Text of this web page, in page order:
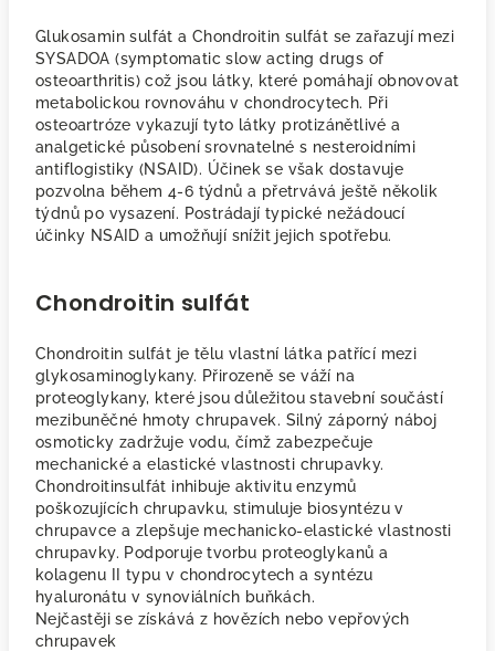
Glukosamin sulfát a Chondroitin sulfát se zařazují mezi
SYSADOA (symptomatic slow acting drugs of
osteoarthritis) což jsou látky, které pomáhají obnovovat
metabolickou rovnováhu v chondrocytech. Při
osteoartróze vykazují tyto látky protizánětlivé a
analgetické působení srovnatelné s nesteroidními
antiflogistiky (NSAID). Účinek se však dostavuje
pozvolna během 4-6 týdnů a přetrvává ještě několik
týdnů po vysazení. Postrádají typické nežádoucí
účinky NSAID a umožňují snížit jejich spotřebu.
Chondroitin sulfát
Chondroitin sulfát je tělu vlastní látka patřící mezi
glykosaminoglykany. Přirozeně se váží na
proteoglykany, které jsou důležitou stavební součástí
mezibuněčné hmoty chrupavek. Silný záporný náboj
osmoticky zadržuje vodu, čímž zabezpečuje
mechanické a elastické vlastnosti chrupavky.
Chondroitinsulfát inhibuje aktivitu enzymů
poškozujících chrupavku, stimuluje biosyntézu v
chrupavce a zlepšuje mechanicko-elastické vlastnosti
chrupavky. Podporuje tvorbu proteoglykanů a
kolagenu II typu v chondrocytech a syntézu
hyaluronátu v synoviálních buňkách.
Nejčastěji se získává z hovězích nebo vepřových
chrupavek